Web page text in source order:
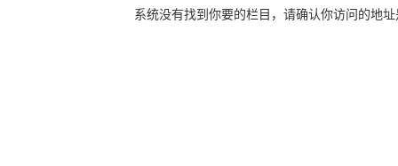
系统没有找到你要的栏目，请确认你访问的地